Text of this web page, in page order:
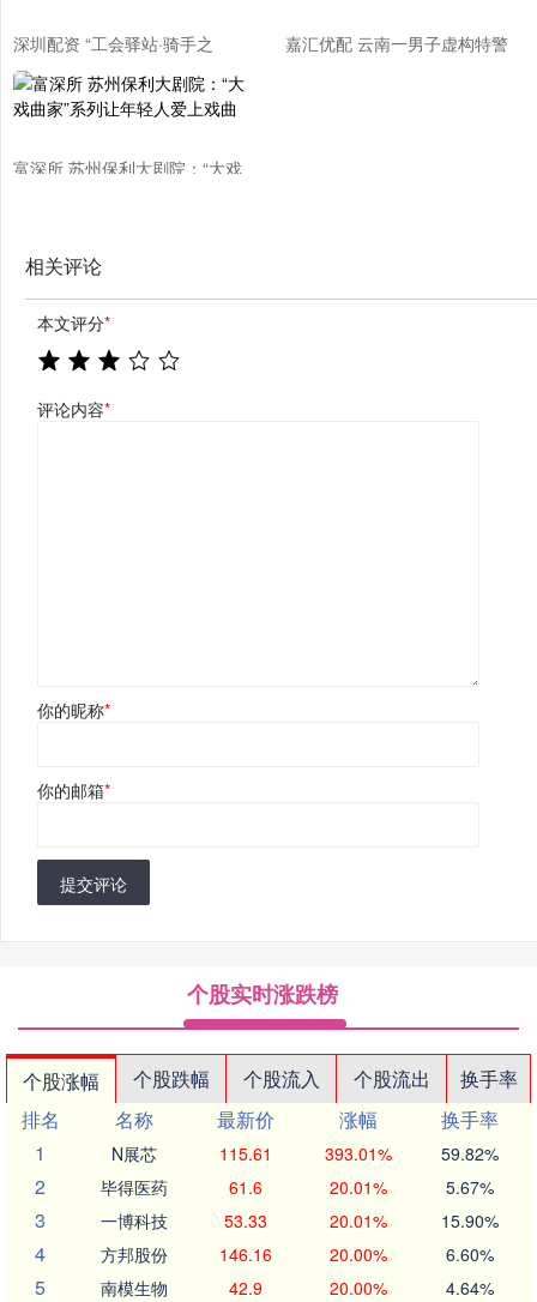
深圳配资 “工会驿站·骑手之
家”：推开这扇门，就是回
了“家”
嘉汇优配 云南一男子虚构特警
富深所 苏州保利大剧院：“大戏
相关评论
本文评分*
评论内容*
你的昵称*
你的邮箱*
提交评论
个股实时涨跌榜
个股涨幅 个股跌幅 个股流入 个股流出
换手率
排名
名称 最新价 涨幅
换手率
1
N展芯 115.61 393.01% 59.82%
2 毕得医药 61.6 20.01% 5.67%
3 一博科技 53.33 20.01% 15.90%
4 方邦股份 146.16 20.00% 6.60%
5 南模生物 42.9 20.00% 4.64%